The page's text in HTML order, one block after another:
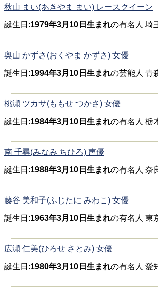
秋山 まい(あきやま まい) レースクイーン
誕生日:1979年3月10日生まれの有名人 埼
奥山 かずさ(おくやま かずさ) 女優
誕生日:1994年3月10日生まれの芸能人 青
桃瀬 ツカサ(ももせ つかさ) 女優
誕生日:1984年3月10日生まれの有名人 栃
南 千尋(みなみ ちひろ) 声優
誕生日:1988年3月10日生まれの有名人 奈
藤谷 美和子(ふじたに みわこ) 女優
誕生日:1963年3月10日生まれの有名人 東
広瀬 仁美(ひろせ さとみ) 女優
誕生日:1980年3月10日生まれの有名人 愛